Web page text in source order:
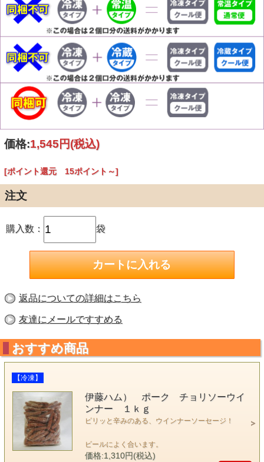
価格:1,545円(税込)
[ポイント還元 15ポイント～]
注文
購入数： 袋
返品についての詳細はこちら
友達にメールですすめる
おすすめ商品
【冷凍】
伊藤ハム） ポーク チョリソーウイ
ンナー １ｋｇ
ピリッと辛みのある、ウインナーソーセージ！
ビールによく合います。
価格:1,310円(税込)